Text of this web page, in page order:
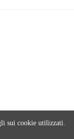
sui cookie utilizzati.